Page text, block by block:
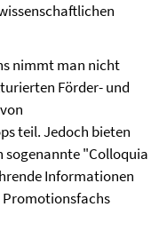
nimmt man nicht
Förder- und
teil. Jedoch bieten
sogenannte "Colloquia
Informationen
Promotionsfachs